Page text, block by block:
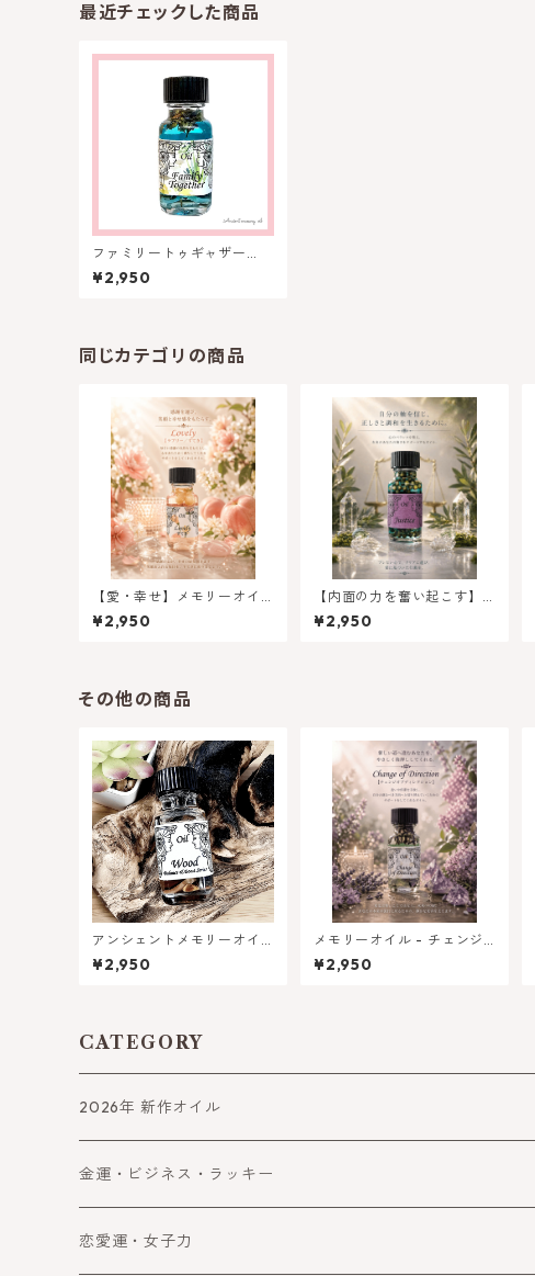
最近チェックした商品
ファミリートゥギャザー
（家族仲よく）- アンシェン
トメモリーオイル
¥2,950
同じカテゴリの商品
【愛・幸せ】メモリーオイ
ル- ラブリー （すてき）特
別限定オイル
¥2,950
【内面の力を奮い起こす】
メモリーオイル - ジャステ
ィス 正義
¥2,950
その他の商品
アンシェントメモリーオイ
ル -ウッド（木） バランス
とパワーアップシリーズ
¥2,950
メモリーオイル - チェンジ
オブディレクション (方向転
換)
¥2,950
CATEGORY
2026年 新作オイル
金運・ビジネス・ラッキー
金運
恋愛運・女子力